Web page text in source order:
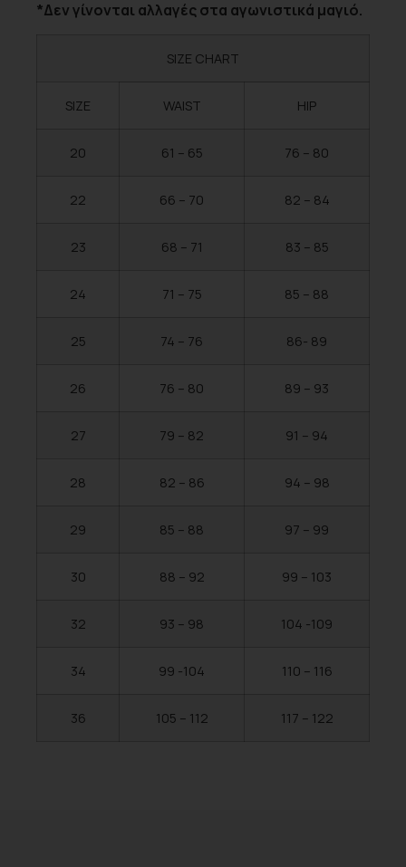
*Δεν γίνονται αλλαγές στα αγωνιστικά μαγιό.
SIZE CHART
SIZE WAIST HIP
20 61 – 65 76 – 80
22 66 – 70 82 – 84
23 68 – 71 83 – 85
24 71 – 75 85 – 88
25 74 – 76 86- 89
26 76 – 80 89 – 93
27 79 – 82 91 – 94
28 82 – 86 94 – 98
29 85 – 88 97 – 99
30 88 – 92 99 – 103
32 93 – 98 104 -109
34 99 -104 110 – 116
36 105 – 112 117 – 122